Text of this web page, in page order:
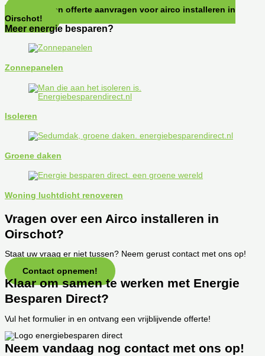
Direct een offerte aanvragen voor airco installeren in
Oirschot!
Meer energie besparen?
Zonnepanelen
Isoleren
Groene daken
Woning luchtdicht renoveren
Vragen over een Airco installeren in
Oirschot?
Staat uw vraag er niet tussen? Neem gerust contact met ons op!
Contact opnemen!
Klaar om samen te werken met Energie
Besparen Direct?
Vul het formulier in en ontvang een vrijblijvende offerte!
Neem vandaag nog contact met ons op!